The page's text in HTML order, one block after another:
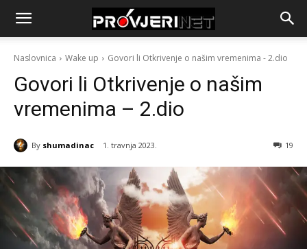
Naslovnica Wake up Govori li Otkrivenje o našim vremenima - 2.dio
Govori li Otkrivenje o našim
vremenima – 2.dio
By shumadinac 1. travnja 2023. 19